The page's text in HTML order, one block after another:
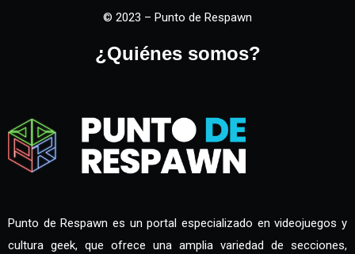
© 2023 – Punto de Respawn
¿Quiénes somos?
Punto de Respawn es un portal especializado en videojuegos y
cultura geek, que ofrece una amplia variedad de secciones,